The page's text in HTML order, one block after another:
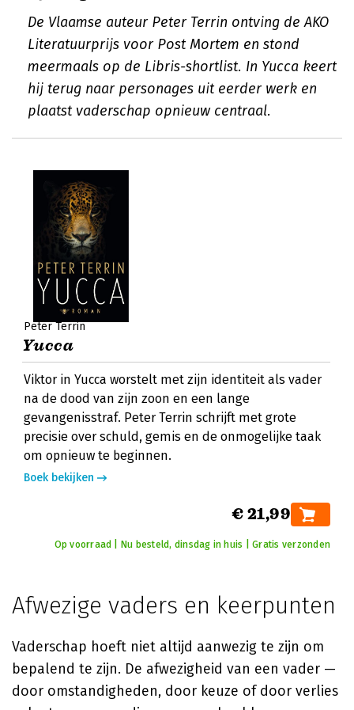
De Vlaamse auteur Peter Terrin ontving de AKO
Literatuurprijs voor Post Mortem en stond
meermaals op de Libris-shortlist. In Yucca keert
hij terug naar personages uit eerder werk en
plaatst vaderschap opnieuw centraal.
Peter Terrin
Yucca
Viktor in Yucca worstelt met zijn identiteit als vader
na de dood van zijn zoon en een lange
gevangenisstraf. Peter Terrin schrijft met grote
precisie over schuld, gemis en de onmogelijke taak
om opnieuw te beginnen.
Boek bekijken
€ 21,99
Op voorraad | Nu besteld, dinsdag in huis | Gratis verzonden
Afwezige vaders en keerpunten
Vaderschap hoeft niet altijd aanwezig te zijn om
bepalend te zijn. De afwezigheid van een vader —
door omstandigheden, door keuze of door verlies